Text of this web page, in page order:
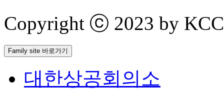
Copyright ⓒ 2023 by
Family site 바로가기
대한상공회의소